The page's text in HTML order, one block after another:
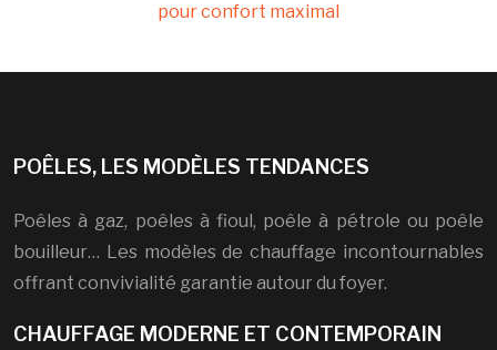
pour confort maximal
POÊLES, LES MODÈLES TENDANCES
Poêles à gaz, poêles à fioul, poêle à pétrole ou poêle
bouilleur… Les modèles de chauffage incontournables
offrant convivialité garantie autour du foyer.
CHAUFFAGE MODERNE ET CONTEMPORAIN